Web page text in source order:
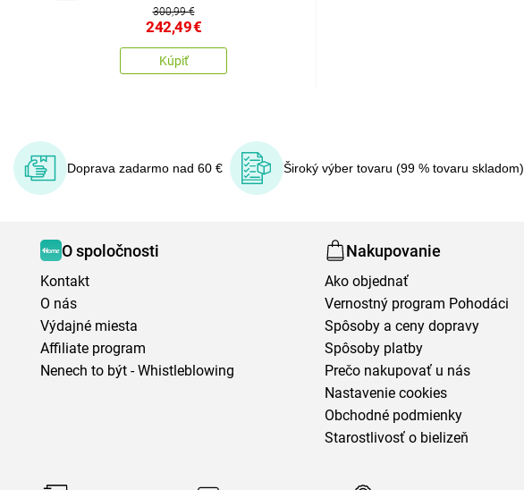
300,99 €
242,49€
Kúpiť
Doprava zadarmo nad 60 € Široký výber tovaru (99 % tovaru skladom)
O spoločnosti
Kontakt
O nás
Výdajné miesta
Affiliate program
Nenech to být - Whistleblowing
Nakupovanie
Ako objednať
Vernostný program Pohodáci
Spôsoby a ceny dopravy
Spôsoby platby
Prečo nakupovať u nás
Nastavenie cookies
Obchodné podmienky
Starostlivosť o bielizeň